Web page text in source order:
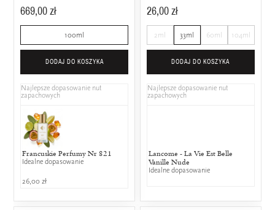
669,00 zł
100ml
DODAJ DO KOSZYKA
Najlepsze dopasowanie nut
zapachowych
Francuskie Perfumy Nr 821
Idealne dopasowanie
26,00 zł
26,00 zł
2ml 33ml 60ml 104ml
DODAJ DO KOSZYKA
Najlepsze dopasowanie nut
zapachowych
Lancome - La Vie Est Belle
Vanille Nude
Idealne dopasowanie